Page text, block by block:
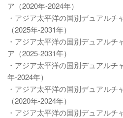
ア（2020年-2024年）
・アジア太平洋の国別デュアルチ
（2025年-2031年）
・アジア太平洋の国別デュアルチ
ア（2025-2031年）
・アジア太平洋の国別デュアルチ
年-2024年）
・アジア太平洋の国別デュアルチ
（2020年-2024年）
・アジア太平洋の国別デュアルチ